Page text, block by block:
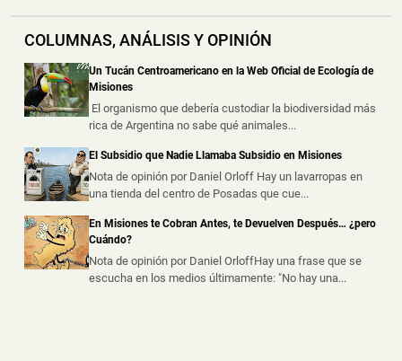
Policías Encubiertos Capturaron a dos Dealers con
Cocaína y Marihuana Dosificadas en un Barrio de
📅 6 ago 2026
procedimientos realizados por la ...
Chocó a una Moto en Posadas, dejó dos Heridos y
Escapó del Lugar
📅 6 ago 2026
Dos personas resultaron heridas luego de que un
automóvil embistiera a una motoc...
COLUMNAS, ANÁLISIS Y OPINIÓN
Un Tucán Centroamericano en la Web Oficial de Ecología de
Misiones
El organismo que debería custodiar la biodiversidad más
rica de Argentina no sabe qué animales...
El Subsidio que Nadie Llamaba Subsidio en Misiones
Nota de opinión por Daniel Orloff Hay un lavarropas en
una tienda del centro de Posadas que cue...
En Misiones te Cobran Antes, te Devuelven Después… ¿pero
Cuándo?
Nota de opinión por Daniel OrloffHay una frase que se
escucha en los medios últimamente: "No hay una...